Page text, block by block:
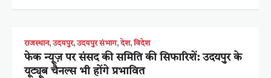
राजस्थान, उदयपुर, उदयपुर संभाग, देश,विदेश
फेक न्यूज़ पर संसद की समिति की सिफारिशें: उदयपुर के
यूट्यूब चैनल्स भी होंगे प्रभावित